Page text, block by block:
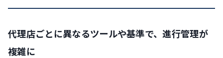
代理店ごとに異なるツールや基準で、進行管理が
複雑に